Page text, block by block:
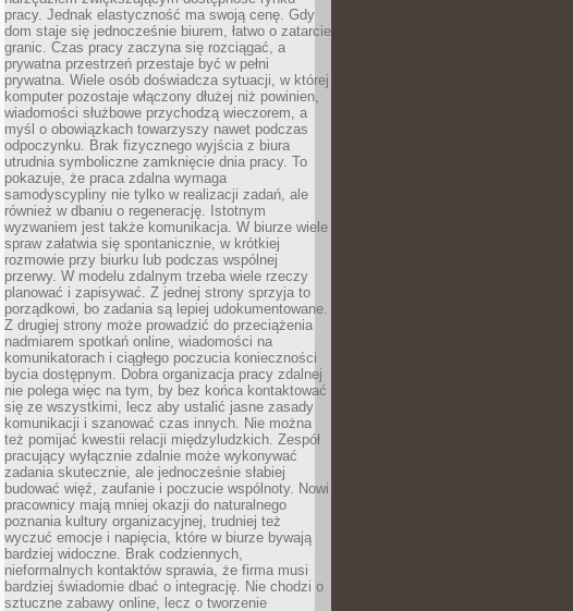
pracy. Jednak elastyczność ma swoją cenę. Gdy
dom staje się jednocześnie biurem, łatwo o zatarcie
granic. Czas pracy zaczyna się rozciągać, a
prywatna przestrzeń przestaje być w pełni
prywatna. Wiele osób doświadcza sytuacji, w której
komputer pozostaje włączony dłużej niż powinien,
wiadomości służbowe przychodzą wieczorem, a
myśl o obowiązkach towarzyszy nawet podczas
odpoczynku. Brak fizycznego wyjścia z biura
utrudnia symboliczne zamknięcie dnia pracy. To
pokazuje, że praca zdalna wymaga
samodyscypliny nie tylko w realizacji zadań, ale
również w dbaniu o regenerację. Istotnym
wyzwaniem jest także komunikacja. W biurze wiele
spraw załatwia się spontanicznie, w krótkiej
rozmowie przy biurku lub podczas wspólnej
przerwy. W modelu zdalnym trzeba wiele rzeczy
planować i zapisywać. Z jednej strony sprzyja to
porządkowi, bo zadania są lepiej udokumentowane.
Z drugiej strony może prowadzić do przeciążenia
nadmiarem spotkań online, wiadomości na
komunikatorach i ciągłego poczucia konieczności
bycia dostępnym. Dobra organizacja pracy zdalnej
nie polega więc na tym, by bez końca kontaktować
się ze wszystkimi, lecz aby ustalić jasne zasady
komunikacji i szanować czas innych. Nie można
też pomijać kwestii relacji międzyludzkich. Zespół
pracujący wyłącznie zdalnie może wykonywać
zadania skutecznie, ale jednocześnie słabiej
budować więź, zaufanie i poczucie wspólnoty. Nowi
pracownicy mają mniej okazji do naturalnego
poznania kultury organizacyjnej, trudniej też
wyczuć emocje i napięcia, które w biurze bywają
bardziej widoczne. Brak codziennych,
nieformalnych kontaktów sprawia, że firma musi
bardziej świadomie dbać o integrację. Nie chodzi o
sztuczne zabawy online, lecz o tworzenie